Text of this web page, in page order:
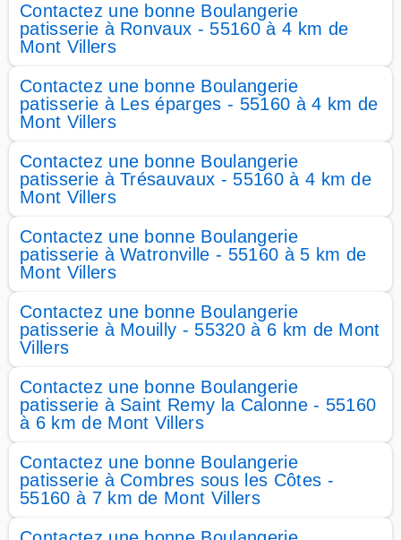
Contactez une bonne Boulangerie
patisserie à Ronvaux - 55160 à 4 km de
Mont Villers
Contactez une bonne Boulangerie
patisserie à Les éparges - 55160 à 4 km de
Mont Villers
Contactez une bonne Boulangerie
patisserie à Trésauvaux - 55160 à 4 km de
Mont Villers
Contactez une bonne Boulangerie
patisserie à Watronville - 55160 à 5 km de
Mont Villers
Contactez une bonne Boulangerie
patisserie à Mouilly - 55320 à 6 km de Mont
Villers
Contactez une bonne Boulangerie
patisserie à Saint Remy la Calonne - 55160
à 6 km de Mont Villers
Contactez une bonne Boulangerie
patisserie à Combres sous les Côtes -
55160 à 7 km de Mont Villers